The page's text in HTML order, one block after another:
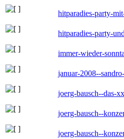
hitparadies-party-
hitparadies-party-
immer-wieder-
januar-2008--
joerg-bausch--das-
joerg-bausch--
joerg-bausch--